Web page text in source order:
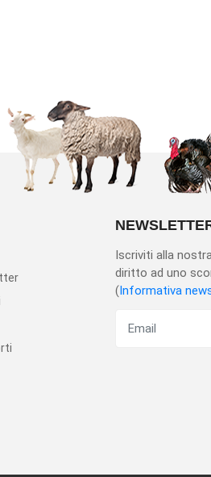
Iscriviti alla
diritto ad uno
(Informativa